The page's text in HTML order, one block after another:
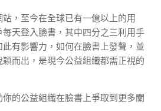
，至今在全球已有一億以上的用
天登入臉書，其中四分之三利用手
有影響力，如何在臉書上發聲，並
而出，是現今公益組織都需正視的
的公益組織在臉書上爭取到更多關